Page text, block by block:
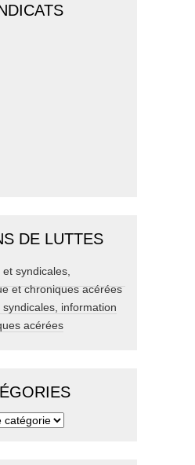
DE LUTTES
information
acérées